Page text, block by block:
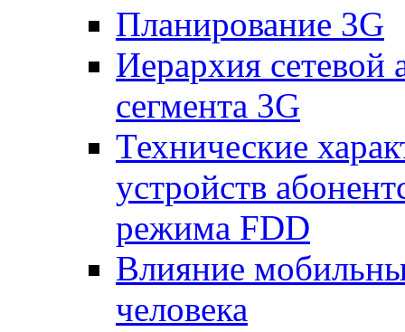
Планирование 3G
Иерархия сетевой
сегмента 3G
Технические
устройств
режима FDD
Влияние
человека